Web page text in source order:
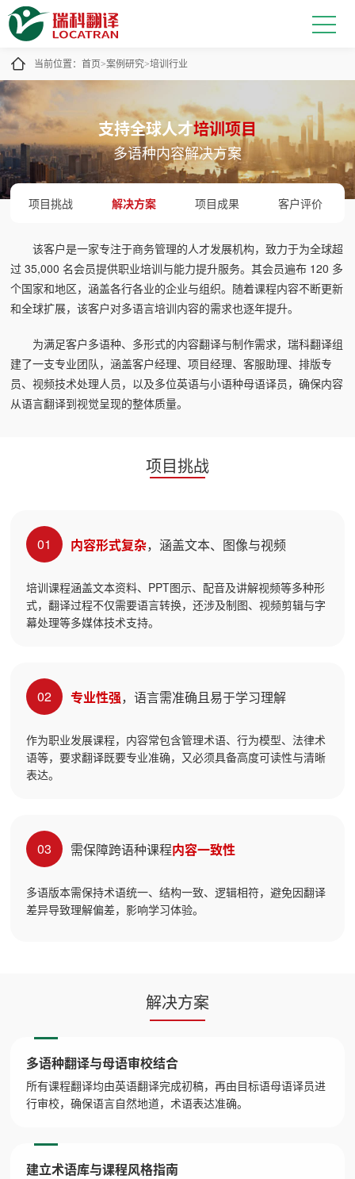
当前位置：首页>案例研究>培训行业
支持全球人才培训项目
多语种内容解决方案
项目挑战 解决方案 项目成果 客户评价
该客户是一家专注于商务管理的人才发展机构，致力于为全球超
过 35,000 名会员提供职业培训与能力提升服务。其会员遍布 120 多
个国家和地区，涵盖各行各业的企业与组织。随着课程内容不断更新
和全球扩展，该客户对多语言培训内容的需求也逐年提升。
为满足客户多语种、多形式的内容翻译与制作需求，瑞科翻译组
建了一支专业团队，涵盖客户经理、项目经理、客服助理、排版专
员、视频技术处理人员，以及多位英语与小语种母语译员，确保内容
从语言翻译到视觉呈现的整体质量。
项目挑战
01 内容形式复杂，涵盖文本、图像与视频
培训课程涵盖文本资料、PPT图示、配音及讲解视频等多种形
式，翻译过程不仅需要语言转换，还涉及制图、视频剪辑与字
幕处理等多媒体技术支持。
02 专业性强，语言需准确且易于学习理解
作为职业发展课程，内容常包含管理术语、行为模型、法律术
语等，要求翻译既要专业准确，又必须具备高度可读性与清晰
表达。
03 需保障跨语种课程内容一致性
多语版本需保持术语统一、结构一致、逻辑相符，避免因翻译
差异导致理解偏差，影响学习体验。
解决方案
多语种翻译与母语审校结合
所有课程翻译均由英语翻译完成初稿，再由目标语母语译员进
行审校，确保语言自然地道，术语表达准确。
建立术语库与课程风格指南